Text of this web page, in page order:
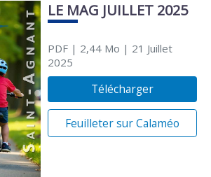
LE MAG JUILLET 2025
PDF| 2,44 Mo | 21 Juillet
2025
Télécharger
Feuilleter sur Calaméo